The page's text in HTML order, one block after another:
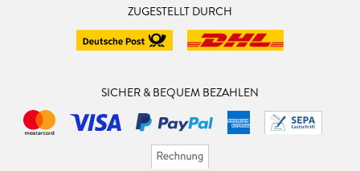
ZUGESTELLT DURCH
SICHER & BEQUEM BEZAHLEN